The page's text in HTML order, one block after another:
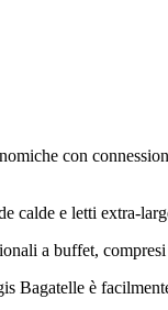
con
calde e letti extra-
a buffet,
Bagatelle è